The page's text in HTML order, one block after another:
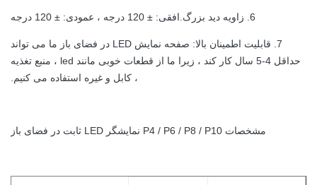
6. زاویه دید بزرگ.افقی: ± 120 درجه ، عمودی: ± 120 درجه
7. قابلیت اطمینان بالا: صفحه نمایش LED در فضای باز ما می تواند
حداقل 4-5 سال کار کند ، زیرا ما از قطعات خوبی مانند led ، منبع تغذیه
، کابل و غیره استفاده می کنیم.
مشخصات P4 / P6 / P8 / P10 نمایشگر LED ثابت در فضای باز